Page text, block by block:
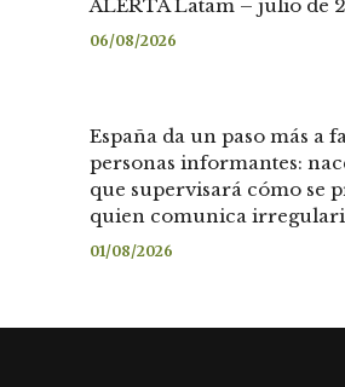
ALERTA Latam – julio de
06/08/2026
España da un paso más a
personas informantes:
que supervisará cómo se
quien comunica
01/08/2026